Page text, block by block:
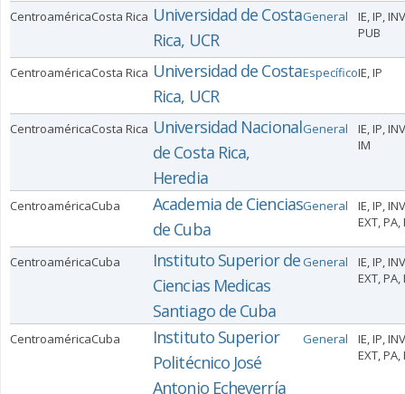
CentroaméricaCosta Rica Universidad de Costa
Rica, UCR
General
IE, IP,
PUB
CentroaméricaCosta Rica Universidad de Costa
Rica, UCR
EspecíficoIE, IP
CentroaméricaCosta Rica Universidad Nacional
de Costa Rica,
Heredia
General
IE, IP,
IM
CentroaméricaCuba
Academia de Ciencias
de Cuba
General
IE, IP,
EXT, PA,
CentroaméricaCuba
Instituto Superior de
Ciencias Medicas
Santiago de Cuba
General
IE, IP,
EXT, PA,
CentroaméricaCuba
Instituto Superior
Politécnico José
Antonio Echeverría
General
IE, IP,
EXT, PA,